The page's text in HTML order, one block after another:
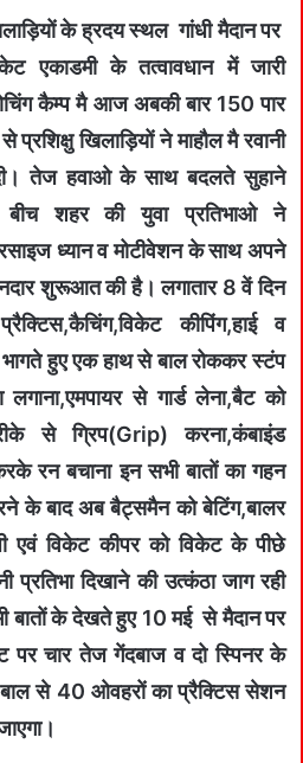
के ह्रदय स्थल गांधी मैदान पर
एकाडमी के तत्वावधान में जारी
कैम्प मै आज अबकी बार 150 पार
खिलाड़ियों ने माहौल मै रवानी
तेज हवाओ के साथ बदलते सुहाने
शहर की युवा प्रतिभाओ ने
ध्यान व मोटीवेशन के साथ अपने
शुरूआत की है। लगातार 8 वें दिन
कीपिंग,हाई व
हुए एक हाथ से बाल रोककर स्टंप
लगाना,एमपायर से गार्ड लेना,बैट को
से ग्रिप(Grip) करना,कंबाइंड
रन बचाना इन सभी बातों का गहन
के बाद अब बैट्समैन को बेटिंग,बालर
एवं विकेट कीपर को विकेट के पीछे
प्रतिभा दिखाने की उत्कंठा जाग रही
बातों के देखते हुए 10 मई से मैदान पर
पर चार तेज गेंदबाज व दो स्पिनर के
से 40 ओवहरों का प्रैक्टिस सेशन